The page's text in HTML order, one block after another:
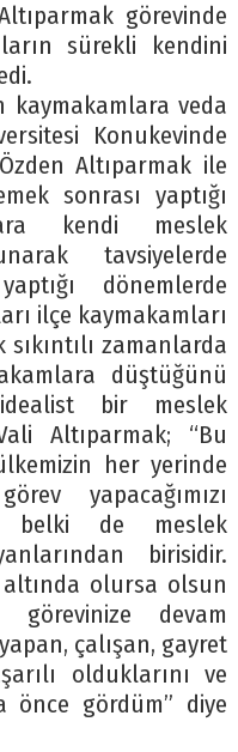
görevinde
sürekli kendini
kaymakamlara veda
Konukevinde
Altıparmak ile
sonrası yaptığı
kendi meslek
tavsiyelerde
dönemlerde
ilçe kaymakamları
zamanlarda
düştüğünü
idealist bir meslek
Altıparmak; “Bu
her yerinde
yapacağımızı
belki de meslek
birisidir.
olursa olsun
görevinize devam
çalışan, gayret
olduklarını ve
önce gördüm” diye